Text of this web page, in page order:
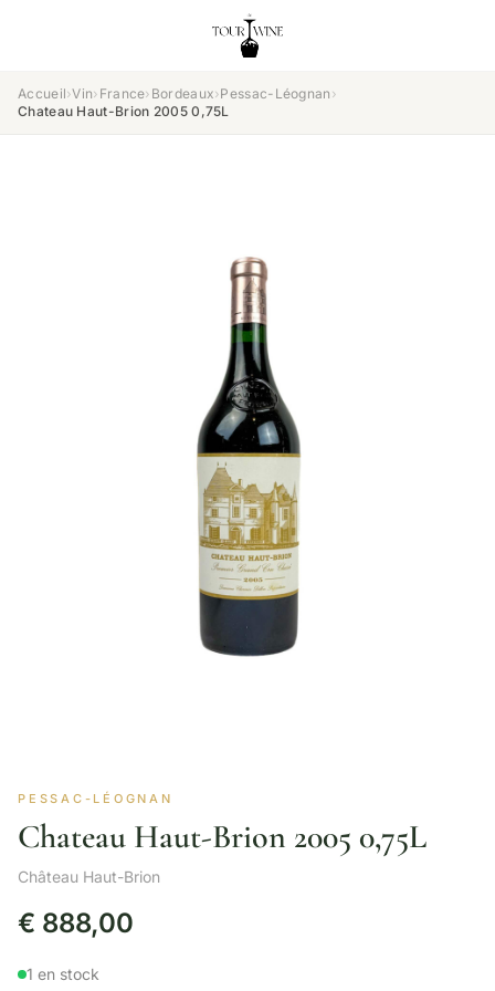
Accueil›Vin› France› Bordeaux›Pessac-Léognan ›
Chateau Haut-Brion 2005 0,75L
PESSAC-LÉOGNAN
Chateau Haut-Brion 2005 0,75L
Château Haut-Brion
€ 888,00
1 en stock